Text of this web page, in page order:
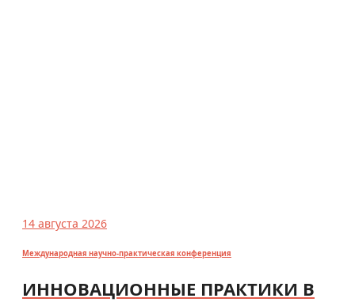
14 августа 2026
Международная научно-практическая конференция
ИННОВАЦИОННЫЕ ПРАКТИКИ В